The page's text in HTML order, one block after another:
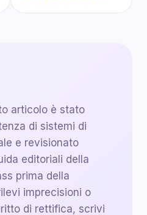
articolo è stato
di sistemi di
e revisionato
editoriali della
prima della
imprecisioni o
di rettifica, scrivi